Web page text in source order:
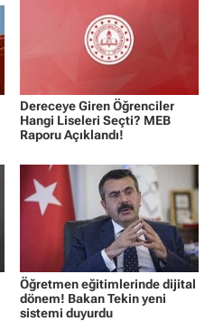
Dereceye Giren Öğrenciler
Hangi Liseleri Seçti? MEB
Raporu Açıklandı!
Öğretmen eğitimlerinde dijital
dönem! Bakan Tekin yeni
sistemi duyurdu